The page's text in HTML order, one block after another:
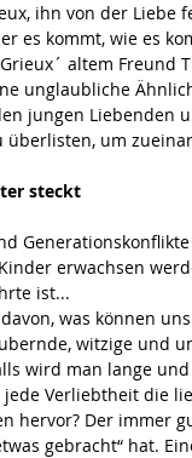
ihn von der
es kommt, wie es
altem
unglaubliche
jungen Liebenden
überlisten, um
steckt
erwachsen
ist...
was können
witzige und
wird man lange
Verliebtheit die
hervor? Der immer
gebracht“ hat.